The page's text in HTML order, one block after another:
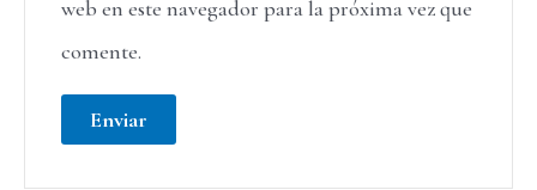
web en este navegador para la próxima vez que
comente.